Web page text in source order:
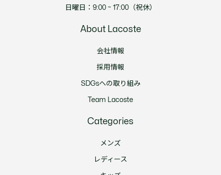
日曜日：9:00 ~ 17:00（祝休）
About Lacoste
会社情報
採用情報
SDGsへの取り組み
Team Lacoste
Categories
メンズ
レディース